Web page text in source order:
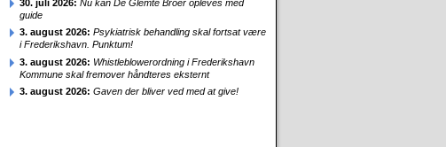
30. juli 2026: Nu kan De Glemte Broer opleves med
guide
3. august 2026: Psykiatrisk behandling skal fortsat være
i Frederikshavn. Punktum!
3. august 2026: Whistleblowerordning i Frederikshavn
Kommune skal fremover håndteres eksternt
3. august 2026: Gaven der bliver ved med at give!